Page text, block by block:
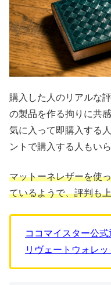
購入した人のリアルな
の製品を作る拘りに共
気に入って即購入する
ントで購入する人もい
マットーネレザーを使
ているようで、評判も
ココマイスター公
リヴェートウォレッ